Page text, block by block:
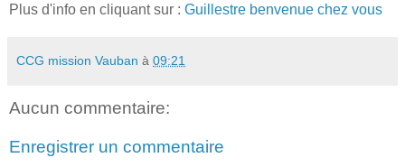
Plus d'info en cliquant sur : Guillestre benvenue chez vous
CCG mission Vauban à 09:21
Aucun commentaire:
Enregistrer un commentaire